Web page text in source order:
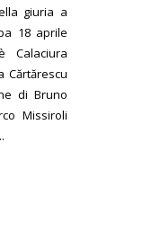
giuria a
18 aprile
Calaciura
Cărtărescu
di Bruno
Missiroli